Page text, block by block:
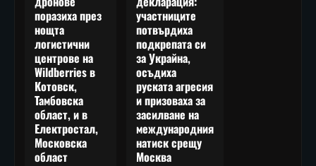
поразиха през
нощта
логистични
центрове на
Wildberries в
Котовск,
Тамбовска
област, и в
Електростал,
Московска
област
участниците
потвърдиха
подкрепата си
за Украйна,
осъдиха
руската агресия
и призоваха за
засилване на
международния
натиск срещу
Москва